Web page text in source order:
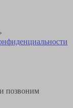
позвоним